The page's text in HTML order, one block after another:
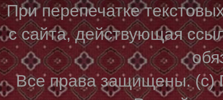
При перепечатке
с сайта, действующая
Все права защищены. (с)